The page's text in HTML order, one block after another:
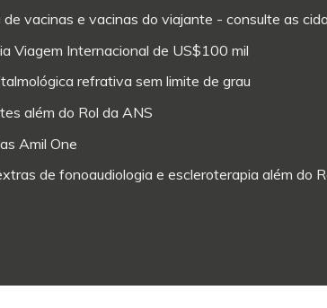
de vacinas e vacinas do viajante - consulte as
Viagem Internacional de US$100 mil
refrativa sem limite de grau
além do Rol da ANS
Amil One
de fonoaudiologia e escleroterapia além do